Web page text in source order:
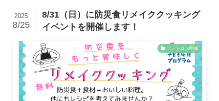
8/31（日）に防災食リメイククッキング
イベントを開催します！
2025
8/25
フードロス削減